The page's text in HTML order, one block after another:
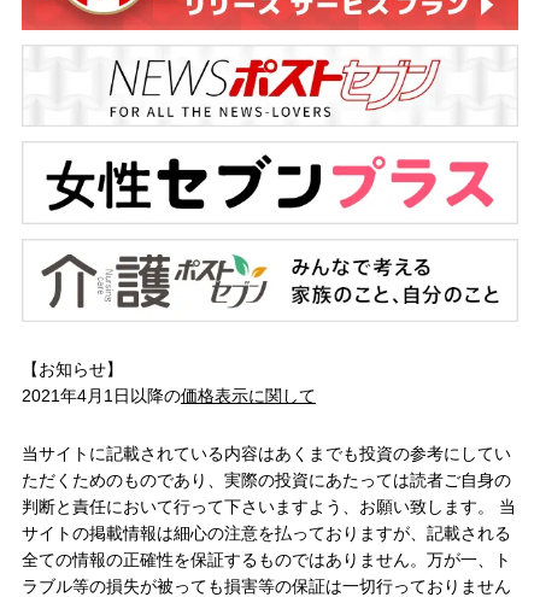
【お知らせ】
2021年4月1日以降の価格表示に関して
当サイトに記載されている内容はあくまでも投資の参考にしてい
ただくためのものであり、実際の投資にあたっては読者ご自身の
判断と責任において行って下さいますよう、お願い致します。 当
サイトの掲載情報は細心の注意を払っておりますが、記載される
全ての情報の正確性を保証するものではありません。万が一、ト
ラブル等の損失が被っても損害等の保証は一切行っておりません